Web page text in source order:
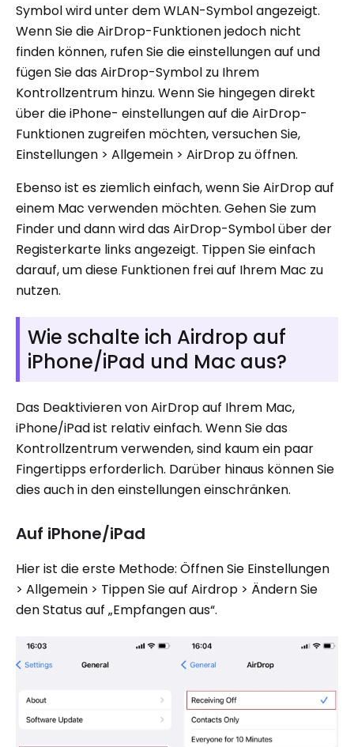
Symbol wird unter dem WLAN-Symbol angezeigt.
Wenn Sie die AirDrop-Funktionen jedoch nicht
finden können, rufen Sie die einstellungen auf und
fügen Sie das AirDrop-Symbol zu Ihrem
Kontrollzentrum hinzu. Wenn Sie hingegen direkt
über die iPhone- einstellungen auf die AirDrop-
Funktionen zugreifen möchten, versuchen Sie,
Einstellungen > Allgemein > AirDrop zu öffnen.
Ebenso ist es ziemlich einfach, wenn Sie AirDrop auf
einem Mac verwenden möchten. Gehen Sie zum
Finder und dann wird das AirDrop-Symbol über der
Registerkarte links angezeigt. Tippen Sie einfach
darauf, um diese Funktionen frei auf Ihrem Mac zu
nutzen.
Wie schalte ich Airdrop auf
iPhone/iPad und Mac aus?
Das Deaktivieren von AirDrop auf Ihrem Mac,
iPhone/iPad ist relativ einfach. Wenn Sie das
Kontrollzentrum verwenden, sind kaum ein paar
Fingertipps erforderlich. Darüber hinaus können Sie
dies auch in den einstellungen einschränken.
Auf iPhone/iPad
Hier ist die erste Methode: Öffnen Sie Einstellungen
> Allgemein > Tippen Sie auf Airdrop > Ändern Sie
den Status auf „Empfangen aus“.